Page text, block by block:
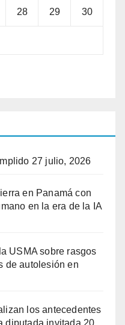
28 29 30
27 julio, 2026
en Panamá con
en la era de la IA
USMA sobre rasgos
de autolesión en
los antecedentes
diputada invitada 20